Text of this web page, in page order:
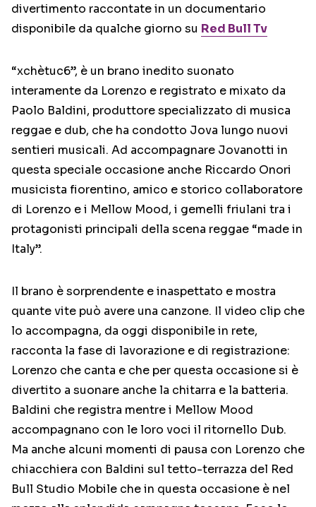
divertimento raccontate in un documentario
disponibile da qualche giorno su Red Bull Tv
“xchètuc6”, è un brano inedito suonato
interamente da Lorenzo e registrato e mixato da
Paolo Baldini, produttore specializzato di musica
reggae e dub, che ha condotto Jova lungo nuovi
sentieri musicali. Ad accompagnare Jovanotti in
questa speciale occasione anche Riccardo Onori
musicista fiorentino, amico e storico collaboratore
di Lorenzo e i Mellow Mood, i gemelli friulani tra i
protagonisti principali della scena reggae “made in
Italy”.
Il brano è sorprendente e inaspettato e mostra
quante vite può avere una canzone. Il video clip che
lo accompagna, da oggi disponibile in rete,
racconta la fase di lavorazione e di registrazione:
Lorenzo che canta e che per questa occasione si è
divertito a suonare anche la chitarra e la batteria.
Baldini che registra mentre i Mellow Mood
accompagnano con le loro voci il ritornello Dub.
Ma anche alcuni momenti di pausa con Lorenzo che
chiacchiera con Baldini sul tetto-terrazza del Red
Bull Studio Mobile che in questa occasione è nel